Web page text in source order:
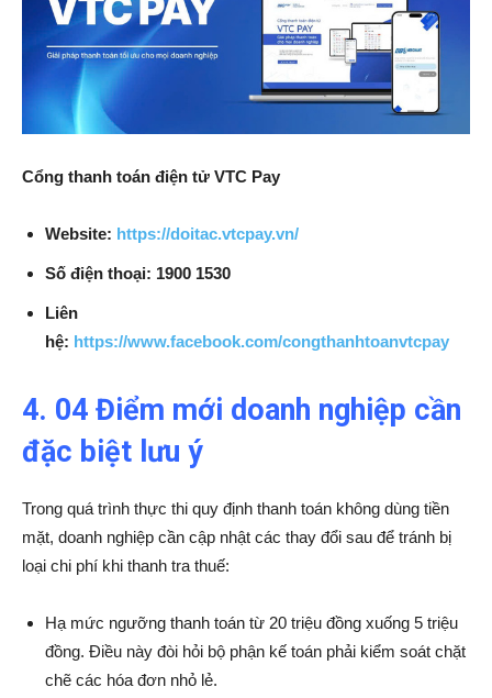
Cổng thanh toán điện tử VTC Pay
Website: https://doitac.vtcpay.vn/
Số điện thoại: 1900 1530
Liên
hệ: https://www.facebook.com/congthanhtoanvtcpay
4. 04 Điểm mới doanh nghiệp cần
đặc biệt lưu ý
Trong quá trình thực thi quy định thanh toán không dùng tiền
mặt, doanh nghiệp cần cập nhật các thay đổi sau để tránh bị
loại chi phí khi thanh tra thuế:
Hạ mức ngưỡng thanh toán từ 20 triệu đồng xuống 5 triệu
đồng. Điều này đòi hỏi bộ phận kế toán phải kiểm soát chặt
chẽ các hóa đơn nhỏ lẻ.